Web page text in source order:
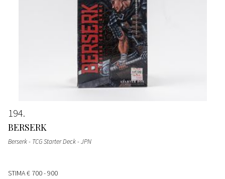
194
BERSERK
Berserk - TCG Starter Deck - JPN
STIMA€ 700 - 900